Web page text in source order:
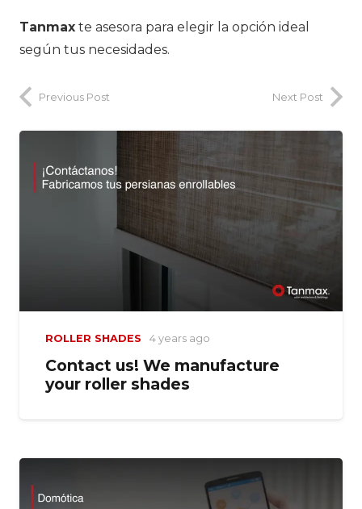
Tanmax te asesora para elegir la opción ideal
según tus necesidades.
Previous Post Next Post
ROLLER SHADES 4 years ago
Contact us! We manufacture
your roller shades